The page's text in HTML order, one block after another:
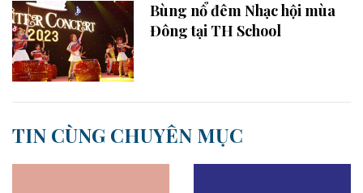
Bùng nổ đêm Nhạc hội mùa
Đông tại TH School
TIN CÙNG CHUYÊN MỤC